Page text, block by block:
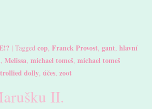
|Tagged cop,Franck Provost,gant,hlavní
,Melissa,michael tomeš,michael tomeš
trollied dolly,účes,zoot
II.